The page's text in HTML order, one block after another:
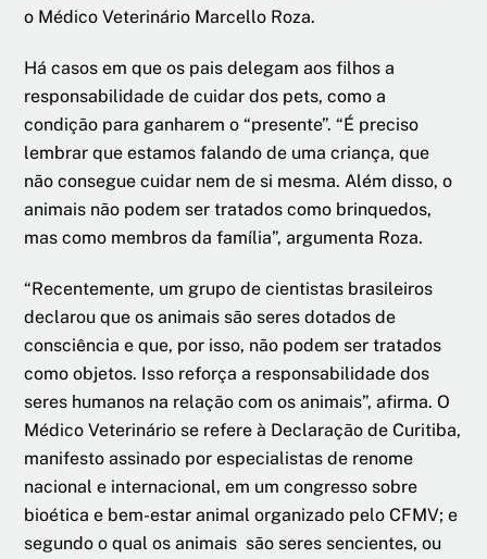
o Médico Veterinário Marcello Roza.
Há casos em que os pais delegam aos filhos a
responsabilidade de cuidar dos pets, como a
condição para ganharem o “presente”. “É preciso
lembrar que estamos falando de uma criança, que
não consegue cuidar nem de si mesma. Além disso, o
animais não podem ser tratados como brinquedos,
mas como membros da família”, argumenta Roza.
“Recentemente, um grupo de cientistas brasileiros
declarou que os animais são seres dotados de
consciência e que, por isso, não podem ser tratados
como objetos. Isso reforça a responsabilidade dos
seres humanos na relação com os animais”, afirma. O
Médico Veterinário se refere à Declaração de Curitiba,
manifesto assinado por especialistas de renome
nacional e internacional, em um congresso sobre
bioética e bem-estar animal organizado pelo CFMV; e
segundo o qual os animais são seres sencientes, ou